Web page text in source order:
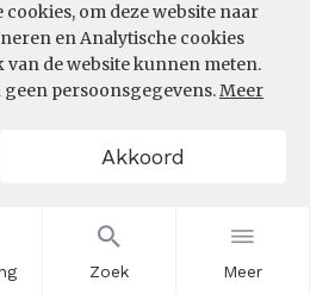
Zoek Meer
om deze website naar
en Analytische cookies
de website kunnen meten.
persoonsgegevens.Meer
Akkoord